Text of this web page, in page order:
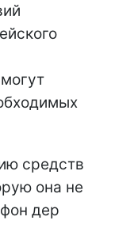
средств
она не
дер